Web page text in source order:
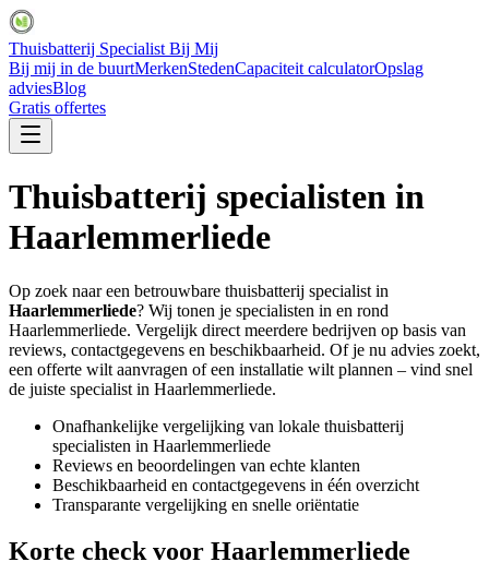
Thuisbatterij Specialist Bij Mij
Bij mij in de buurtMerkenStedenCapaciteit calculatorOpslag
adviesBlog
Gratis offertes
Thuisbatterij specialisten in
Haarlemmerliede
Op zoek naar een betrouwbare thuisbatterij specialist in
Haarlemmerliede? Wij tonen je specialisten in en rond
Haarlemmerliede. Vergelijk direct meerdere bedrijven op basis van
reviews, contactgegevens en beschikbaarheid. Of je nu advies zoekt,
een offerte wilt aanvragen of een installatie wilt plannen – vind snel
de juiste specialist in Haarlemmerliede.
Onafhankelijke vergelijking van lokale thuisbatterij
specialisten in Haarlemmerliede
Reviews en beoordelingen van echte klanten
Beschikbaarheid en contactgegevens in één overzicht
Transparante vergelijking en snelle oriëntatie
Korte check voor Haarlemmerliede